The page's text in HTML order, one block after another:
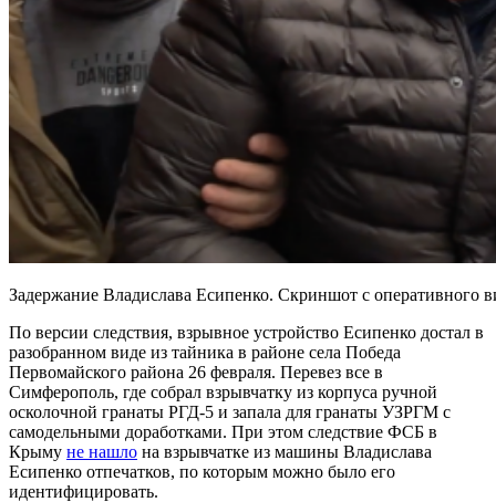
Задержание Владислава Есипенко. Скриншот с
По версии следствия, взрывное устройство Есипенко достал в
разобранном виде из тайника в районе села Победа
Первомайского района 26 февраля. Перевез все в
Симферополь, где собрал взрывчатку из корпуса ручной
осколочной гранаты РГД-5 и запала для гранаты УЗРГМ с
самодельными доработками. При этом следствие ФСБ в
Крыму не нашло на взрывчатке из машины Владислава
Есипенко отпечатков, по которым можно было его
идентифицировать.